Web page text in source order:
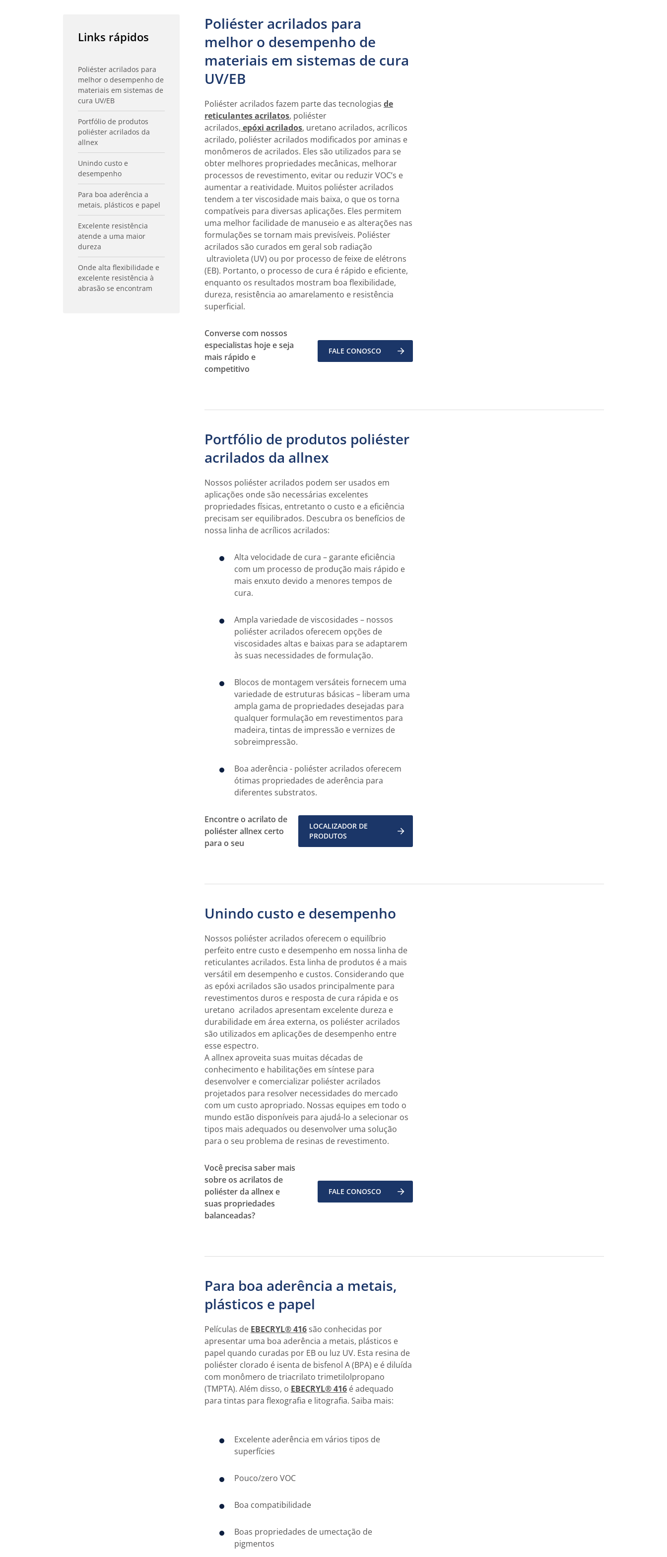
Links rápidos
Poliéster acrilados para
melhor o desempenho de
materiais em sistemas de
cura UV/EB
Portfólio de produtos
poliéster acrilados da
allnex
Unindo custo e
desempenho
Para boa aderência a
metais, plásticos e papel
Excelente resistência
atende a uma maior
dureza
Onde alta flexibilidade e
excelente resistência à
abrasão se encontram
Poliéster acrilados para
melhor o desempenho de
materiais em sistemas de cura
UV/EB
Poliéster acrilados fazem parte das tecnologias de
reticulantes acrilatos, poliéster
acrilados, epóxi acrilados, uretano acrilados, acrílicos
acrilado, poliéster acrilados modificados por aminas e
monômeros de acrilados. Eles são utilizados para se
obter melhores propriedades mecânicas, melhorar
processos de revestimento, evitar ou reduzir VOC’s e
aumentar a reatividade. Muitos poliéster acrilados
tendem a ter viscosidade mais baixa, o que os torna
compatíveis para diversas aplicações. Eles permitem
uma melhor facilidade de manuseio e as alterações nas
formulações se tornam mais previsíveis. Poliéster
acrilados são curados em geral sob radiação
ultravioleta (UV) ou por processo de feixe de elétrons
(EB). Portanto, o processo de cura é rápido e eficiente,
enquanto os resultados mostram boa flexibilidade,
dureza, resistência ao amarelamento e resistência
superficial.
Converse com nossos
especialistas hoje e seja
mais rápido e
competitivo
FALE CONOSCO
Portfólio de produtos poliéster
acrilados da allnex
Nossos poliéster acrilados podem ser usados em
aplicações onde são necessárias excelentes
propriedades físicas, entretanto o custo e a eficiência
precisam ser equilibrados. Descubra os benefícios de
nossa linha de acrílicos acrilados:
Alta velocidade de cura – garante eficiência
com um processo de produção mais rápido e
mais enxuto devido a menores tempos de
cura.
Ampla variedade de viscosidades – nossos
poliéster acrilados oferecem opções de
viscosidades altas e baixas para se adaptarem
às suas necessidades de formulação.
Blocos de montagem versáteis fornecem uma
variedade de estruturas básicas – liberam uma
ampla gama de propriedades desejadas para
qualquer formulação em revestimentos para
madeira, tintas de impressão e vernizes de
sobreimpressão.
Boa aderência - poliéster acrilados oferecem
ótimas propriedades de aderência para
diferentes substratos.
Encontre o acrilato de
poliéster allnex certo
para o seu
LOCALIZADOR DE
PRODUTOS
Unindo custo e desempenho
Nossos poliéster acrilados oferecem o equilíbrio
perfeito entre custo e desempenho em nossa linha de
reticulantes acrilados. Esta linha de produtos é a mais
versátil em desempenho e custos. Considerando que
as epóxi acrilados são usados principalmente para
revestimentos duros e resposta de cura rápida e os
uretano acrilados apresentam excelente dureza e
durabilidade em área externa, os poliéster acrilados
são utilizados em aplicações de desempenho entre
esse espectro.
A allnex aproveita suas muitas décadas de
conhecimento e habilitações em síntese para
desenvolver e comercializar poliéster acrilados
projetados para resolver necessidades do mercado
com um custo apropriado. Nossas equipes em todo o
mundo estão disponíveis para ajudá-lo a selecionar os
tipos mais adequados ou desenvolver uma solução
para o seu problema de resinas de revestimento.
Você precisa saber mais
sobre os acrilatos de
poliéster da allnex e
suas propriedades
balanceadas?
FALE CONOSCO
Para boa aderência a metais,
plásticos e papel
Películas de EBECRYL® 416 são conhecidas por
apresentar uma boa aderência a metais, plásticos e
papel quando curadas por EB ou luz UV. Esta resina de
poliéster clorado é isenta de bisfenol A (BPA) e é diluída
com monômero de triacrilato trimetilolpropano
(TMPTA). Além disso, o EBECRYL® 416 é adequado
para tintas para flexografia e litografia. Saiba mais:
Excelente aderência em vários tipos de
superfícies
Pouco/zero VOC
Boa compatibilidade
Boas propriedades de umectação de
pigmentos